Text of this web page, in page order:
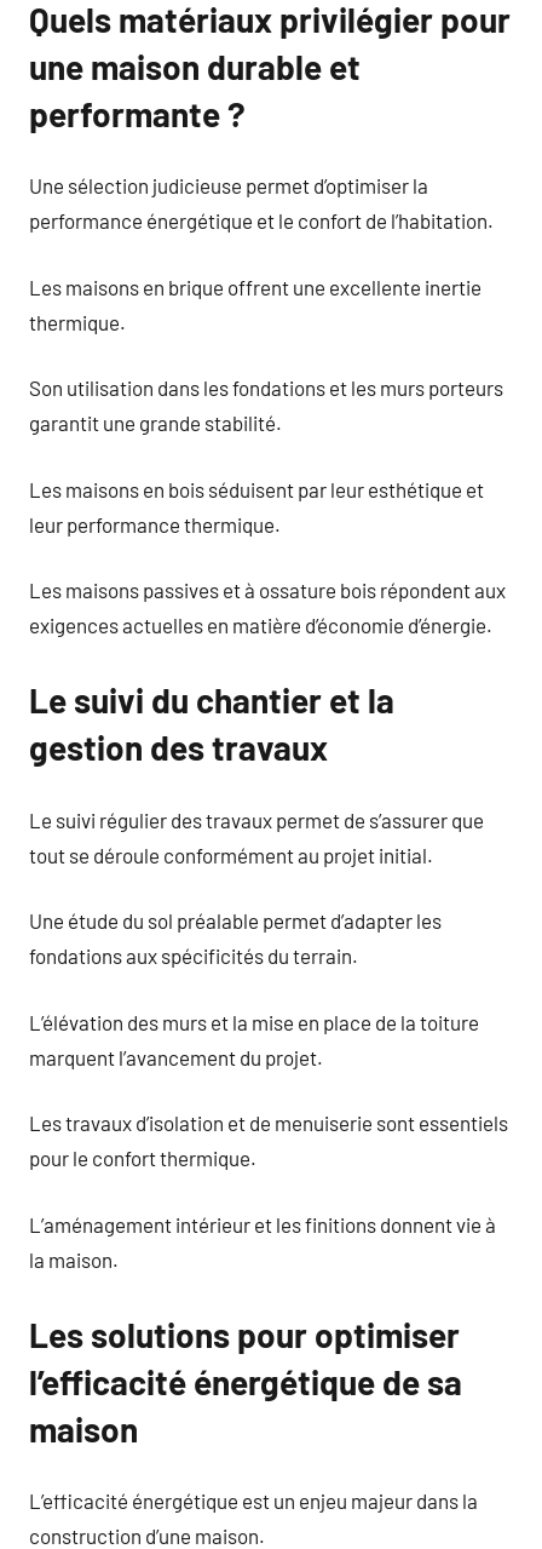
Quels matériaux privilégier pour
une maison durable et
performante ?
Une sélection judicieuse permet d’optimiser la
performance énergétique et le confort de l’habitation.
Les maisons en brique offrent une excellente inertie
thermique.
Son utilisation dans les fondations et les murs porteurs
garantit une grande stabilité.
Les maisons en bois séduisent par leur esthétique et
leur performance thermique.
Les maisons passives et à ossature bois répondent aux
exigences actuelles en matière d’économie d’énergie.
Le suivi du chantier et la
gestion des travaux
Le suivi régulier des travaux permet de s’assurer que
tout se déroule conformément au projet initial.
Une étude du sol préalable permet d’adapter les
fondations aux spécificités du terrain.
L’élévation des murs et la mise en place de la toiture
marquent l’avancement du projet.
Les travaux d’isolation et de menuiserie sont essentiels
pour le confort thermique.
L’aménagement intérieur et les finitions donnent vie à
la maison.
Les solutions pour optimiser
l’efficacité énergétique de sa
maison
L’efficacité énergétique est un enjeu majeur dans la
construction d’une maison.